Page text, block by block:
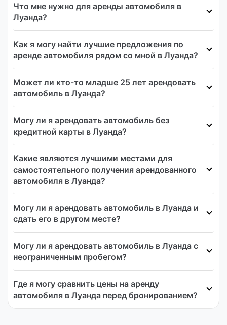
Что мне нужно для аренды автомобиля в
Луанда?
Как я могу найти лучшие предложения по
аренде автомобиля рядом со мной в Луанда?
Может ли кто-то младше 25 лет арендовать
автомобиль в Луанда?
Могу ли я арендовать автомобиль без
кредитной карты в Луанда?
Какие являются лучшими местами для
самостоятельного получения арендованного
автомобиля в Луанда?
Могу ли я арендовать автомобиль в Луанда и
сдать его в другом месте?
Могу ли я арендовать автомобиль в Луанда с
неограниченным пробегом?
Где я могу сравнить цены на аренду
автомобиля в Луанда перед бронированием?